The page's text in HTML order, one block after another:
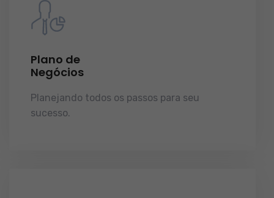
Plano de
Negócios
Planejando todos os passos para seu
sucesso.